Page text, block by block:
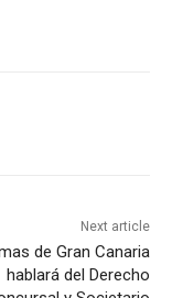
Next article
de Gran Canaria
hablará del Derecho